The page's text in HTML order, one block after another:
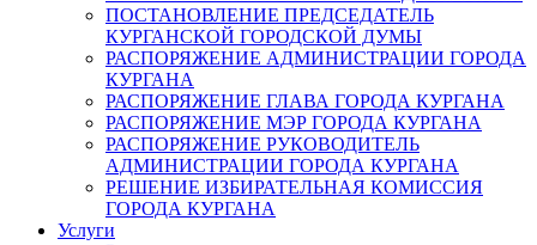
ПОСТАНОВЛЕНИЕ ПРЕДСЕДАТЕЛЬ
КУРГАНСКОЙ ГОРОДСКОЙ ДУМЫ
РАСПОРЯЖЕНИЕ АДМИНИСТРАЦИИ ГОРОДА
КУРГАНА
РАСПОРЯЖЕНИЕ ГЛАВА ГОРОДА КУРГАНА
РАСПОРЯЖЕНИЕ МЭР ГОРОДА КУРГАНА
РАСПОРЯЖЕНИЕ РУКОВОДИТЕЛЬ
АДМИНИСТРАЦИИ ГОРОДА КУРГАНА
РЕШЕНИЕ ИЗБИРАТЕЛЬНАЯ КОМИССИЯ
ГОРОДА КУРГАНА
Услуги